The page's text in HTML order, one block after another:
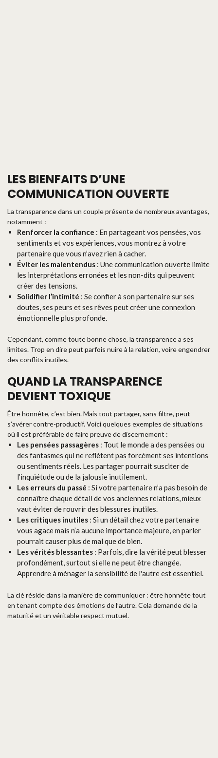
LES BIENFAITS D’UNE
COMMUNICATION OUVERTE
La transparence dans un couple présente de nombreux avantages,
notamment :
Renforcer la confiance : En partageant vos pensées, vos
sentiments et vos expériences, vous montrez à votre
partenaire que vous n’avez rien à cacher.
Éviter les malentendus : Une communication ouverte limite
les interprétations erronées et les non-dits qui peuvent
créer des tensions.
Solidifier l’intimité : Se confier à son partenaire sur ses
doutes, ses peurs et ses rêves peut créer une connexion
émotionnelle plus profonde.
Cependant, comme toute bonne chose, la transparence a ses
limites. Trop en dire peut parfois nuire à la relation, voire engendrer
des conflits inutiles.
QUAND LA TRANSPARENCE
DEVIENT TOXIQUE
Être honnête, c’est bien. Mais tout partager, sans filtre, peut
s’avérer contre-productif. Voici quelques exemples de situations
où il est préférable de faire preuve de discernement :
Les pensées passagères : Tout le monde a des pensées ou
des fantasmes qui ne reflètent pas forcément ses intentions
ou sentiments réels. Les partager pourrait susciter de
l’inquiétude ou de la jalousie inutilement.
Les erreurs du passé : Si votre partenaire n’a pas besoin de
connaître chaque détail de vos anciennes relations, mieux
vaut éviter de rouvrir des blessures inutiles.
Les critiques inutiles : Si un détail chez votre partenaire
vous agace mais n’a aucune importance majeure, en parler
pourrait causer plus de mal que de bien.
Les vérités blessantes : Parfois, dire la vérité peut blesser
profondément, surtout si elle ne peut être changée.
Apprendre à ménager la sensibilité de l'autre est essentiel.
La clé réside dans la manière de communiquer : être honnête tout
en tenant compte des émotions de l’autre. Cela demande de la
maturité et un véritable respect mutuel.